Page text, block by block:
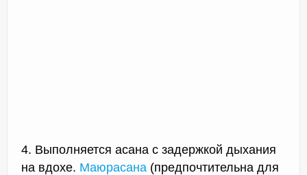
4. Выполняется асана с задержкой дыхания
на вдохе. Маюрасана (предпочтительна для